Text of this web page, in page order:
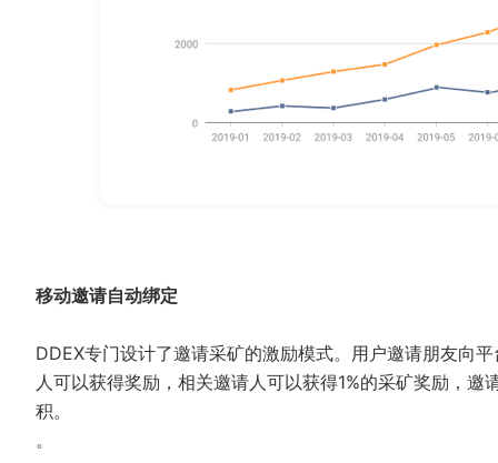
移动邀请自动绑定
DDEX专门设计了邀请采矿的激励模式。用户邀请朋友向
人可以获得奖励，相关邀请人可以获得1%的采矿奖励，
积。
。